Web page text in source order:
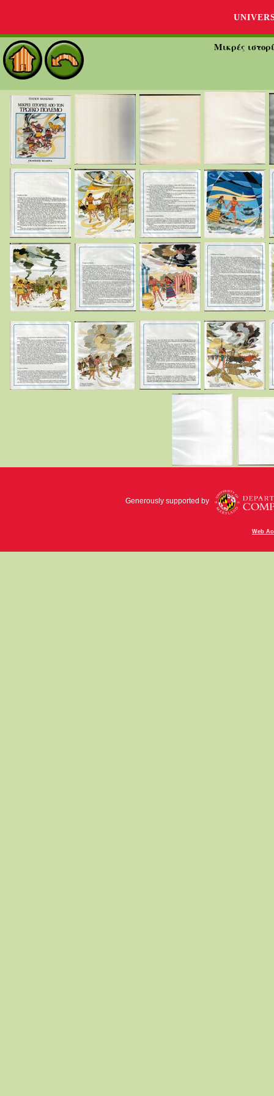
Μικρές
Generously supported by
Web